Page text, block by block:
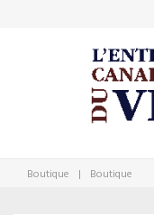
Boutique | Boutique